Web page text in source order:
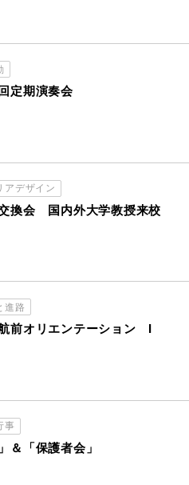
定期演奏会
アデザイン
換会 国内外大学教授来校
進路
前オリエンテーション Ι
事
＆「保護者会」